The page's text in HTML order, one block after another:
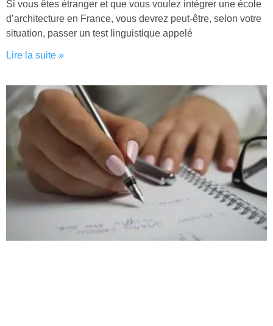
Si vous êtes étranger et que vous voulez intégrer une école
d’architecture en France, vous devrez peut-être, selon votre
situation, passer un test linguistique appelé
Lire la suite »